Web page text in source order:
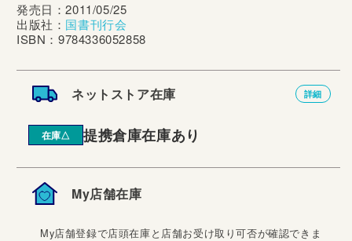
発売日：2011/05/25
出版社： 国書刊行会
ISBN：9784336052858
ネットストア在庫 詳細
在庫△ 提携倉庫在庫あり
My店舗在庫
My店舗登録で店頭在庫と店舗お受け取り可否が確認できま